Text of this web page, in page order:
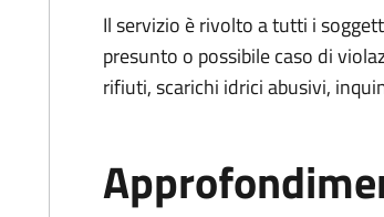
Il servizio è rivolto a tutti i
presunto o possibile caso di
rifiuti, scarichi idrici abusivi,